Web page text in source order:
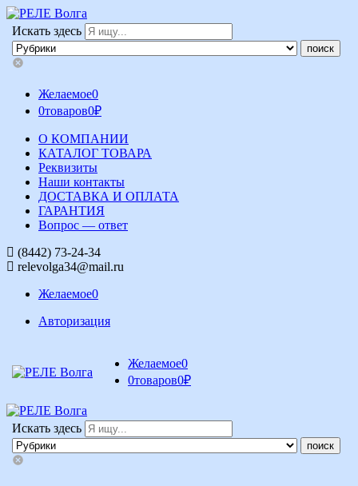
Искать здесь
Желаемое0
0товаров0₽
О КОМПАНИИ
КАТАЛОГ ТОВАРА
Реквизиты
Наши контакты
ДОСТАВКА И ОПЛАТА
ГАРАНТИЯ
Вопрос — ответ
(8442) 73-24-34
relevolga34@mail.ru
Желаемое0
Авторизация
Желаемое0
0товаров0₽
Искать здесь